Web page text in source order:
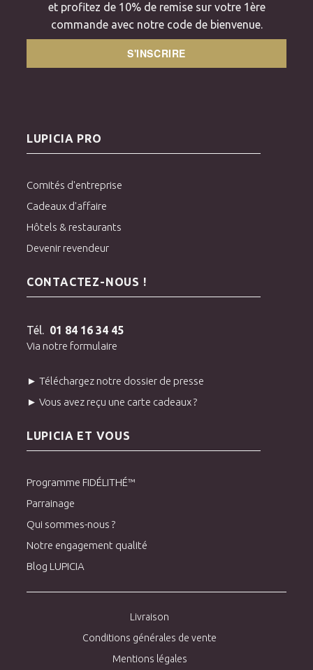
et profitez de 10% de remise sur votre 1ère
commande avec notre code de bienvenue.
S'INSCRIRE
LUPICIA PRO
Comités d'entreprise
Cadeaux d'affaire
Hôtels & restaurants
Devenir revendeur
CONTACTEZ-NOUS !
Tél. 01 84 16 34 45
Via notre formulaire
► Téléchargez notre dossier de presse
► Vous avez reçu une carte cadeaux ?
LUPICIA ET VOUS
Programme FIDÉLITHÉ™
Parrainage
Qui sommes-nous ?
Notre engagement qualité
Blog LUPICIA
Livraison
Conditions générales de vente
Mentions légales